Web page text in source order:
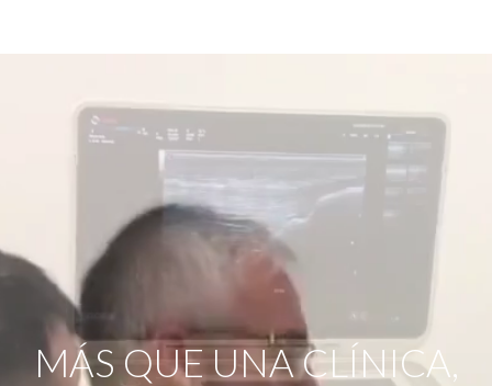
MÁS QUE UNA CLÍNICA,